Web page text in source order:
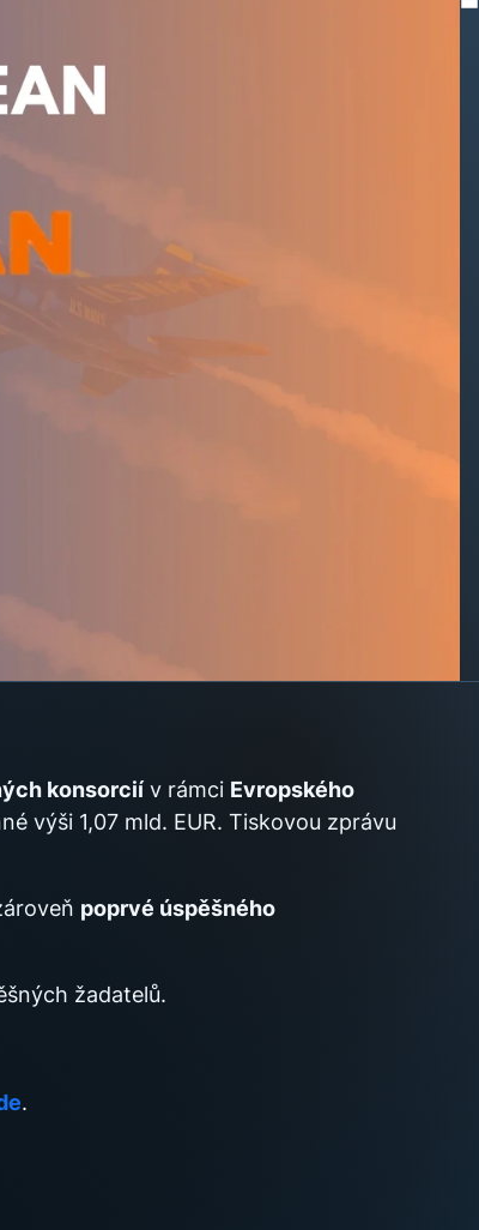
konsorcií v rámci Evropského
výši 1,07 mld. EUR. Tiskovou zprávu
poprvé úspěšného
žadatelů.
.